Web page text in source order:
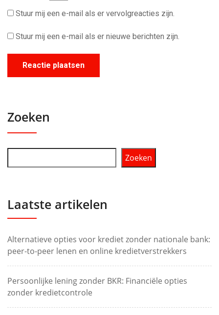
Stuur mij een e-mail als er vervolgreacties zijn.
Stuur mij een e-mail als er nieuwe berichten zijn.
Zoeken
Zoeken
Laatste artikelen
Alternatieve opties voor krediet zonder nationale bank:
peer-to-peer lenen en online kredietverstrekkers
Persoonlijke lening zonder BKR: Financiële opties
zonder kredietcontrole